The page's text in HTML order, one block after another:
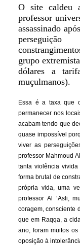
O site caldeu
professor
assassinado
grupo
dólares a
muçulmanos).
Essa é a taxa que
permanecer nos
acabam tendo que
quase impossível
viver as
professor Mahmoud
tanta violência
forma brutal de
própria vida, uma
professor Al ‘Asli,
coragem, consciente
que em Raqqa, a
ano, foram muitos
oposição à